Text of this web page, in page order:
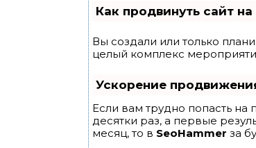
Как продвинуть сайт
Вы создали или только
целый комплекс
Ускорение
Если вам трудно попасть на
десятки раз, а первые
месяц, то в SeoHammer за